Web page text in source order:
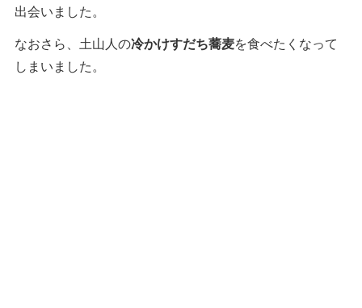
出会いました。
なおさら、土山人の冷かけすだち蕎麦を食べたくなって
しまいました。